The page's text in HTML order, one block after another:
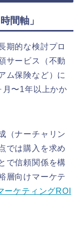
間軸」
期的な検討プロ
サービス（不動
ム保険など）に
〜1年以上かか
（ナーチャリン
では購入を求め
で信頼関係を構
層向けマーケテ
ーケティングROI